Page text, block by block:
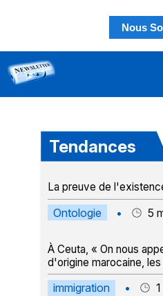
Nous
Tendances
La preuve de
Ontologie • 5
À Ceuta, « On nous
d'origine marocaine,
immigration • 1